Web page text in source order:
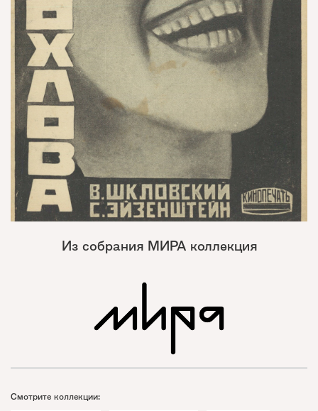
Из собрания МИРА коллекция
Смотрите коллекции: